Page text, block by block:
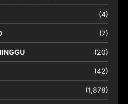
(4)
(7)
(20)
(42)
(1,878)